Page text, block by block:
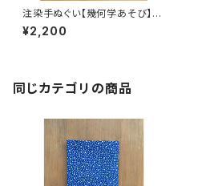
注染手ぬぐい【幾何学あそび】浴
衣生地×チャコール 喜多屋商店
¥2,200
同じカテゴリの商品